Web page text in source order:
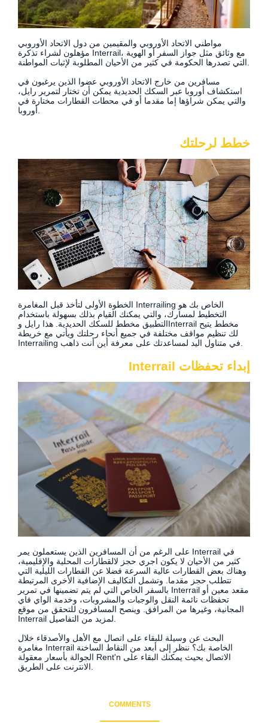
مواطني الاتحاد الأوروبي والمقيمين من دول الاتحاد الأوروبي
مؤهلون لشراء تذكرة Interrail، مع وثائق مثل جواز السفر أو الهوية
التي تصدرها الحكومة في كثير من الأحيان المطلوبة لإثبات المواطنة.
مسافرين من خارج الاتحاد الأوروبي عضوا الذين يرغبون في
استكشاف أوروبا عبر السكك الحديدية يمكن أن تختار لتمرير رايل،
والتي يمكن شراؤها إما مقدما أو في محطات القطارات مختارة في
أوروبا.
خطط لرحلتك
الخطوة الأولى لتأخذ قبل المغامرة Interrailing الخاص بك هو
التخطيط لمسارك، والتي يمكنك القيام بذلك بسهولة باستخدام
التطبيق مخطط للسكك الحديدية. هذا رايل وInterrail مخطط يتيح
لك تنظيم مواقف مختلفة في جميع أنحاء رحلتك ويأتي مع خريطة
إبداء تحفظات Interrail
على الرغم من أن المسافرين الذين يستعملون يمر Interrail في
كثير من الأحيان لا يكون اجري حجز لالقطارات المحلية والإقليمية،
وهناك بعض القطارات عالية السرعة فضلا عن القطارات الليلية التي
تتطلب حجز مقدما. وتشمل التكاليف الإضافية الأخرى المرتبطة
بالسفر الخاص التي لم يتم تضمينها في تمرير Interrail مقعد معين أو
تحفظات نائمة النقل والوجبات والمشروبات، وخدمة الواي فاي
المجانية، وغيرها من المرافق. وينصح المسافرون للتحقق من موقع
Interrail لمزيد من التفاصيل.
البحث عن وسيلة للبقاء على اتصال مع الأهل والأصدقاء خلال
مغامرة Interrail الخاصة بك؟ ننظر إلى أبعد من النقاط الساخنة
الجوالة بأسعار معقولة Rent'n الاتصال بحيث يمكنك البقاء على
الانترنت على الطريق.
COMMENTS